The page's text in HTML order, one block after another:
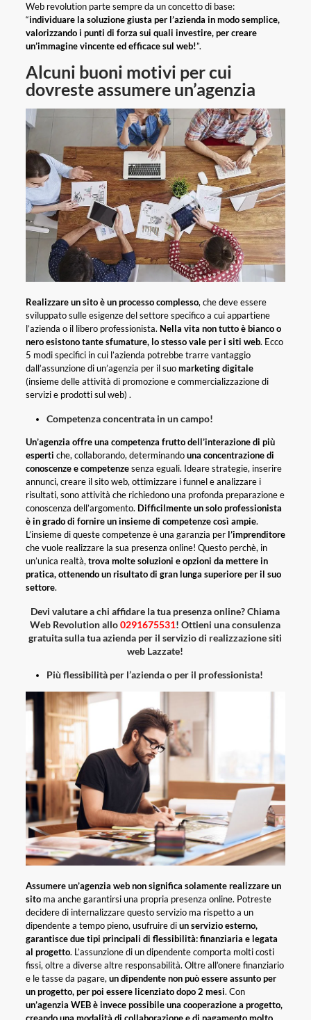
Web revolution parte sempre da un concetto di base:
“individuare la soluzione giusta per l’azienda in modo semplice,
valorizzando i punti di forza sui quali investire, per creare
un’immagine vincente ed efficace sul web!”.
Alcuni buoni motivi per cui
dovreste assumere un’agenzia
Realizzare un sito è un processo complesso, che deve essere
sviluppato sulle esigenze del settore specifico a cui appartiene
l’azienda o il libero professionista. Nella vita non tutto è bianco o
nero esistono tante sfumature, lo stesso vale per i siti web. Ecco
5 modi specifici in cui l’azienda potrebbe trarre vantaggio
dall’assunzione di un’agenzia per il suomarketing digitale
(insieme delle attività di promozione e commercializzazione di
servizi e prodotti sul web) .
Competenza concentrata in un campo!
Un’agenzia offre una competenza frutto dell’interazione di più
esperti che, collaborando, determinandouna concentrazione di
conoscenze e competenzesenza eguali. Ideare strategie, inserire
annunci, creare il sito web, ottimizzare i funnel e analizzare i
risultati, sono attività che richiedono una profonda preparazione e
conoscenza dell’argomento. Difficilmente un solo professionista
è in grado di fornire un insieme di competenze così ampie.
L’insieme di queste competenze è una garanzia per l’imprenditore
che vuole realizzare la sua presenza online! Questo perchè, in
un’unica realtà,trova molte soluzioni e opzioni da mettere in
pratica, ottenendo un risultato di gran lunga superiore per il suo
settore.
Devi valutare a chi affidare la tua presenza online? Chiama
Web Revolution allo0291675531! Ottieni una consulenza
gratuita sulla tua azienda per il servizio di realizzazione siti
web Lazzate!
Più flessibilità per l’azienda o per il professionista!
Assumere un’agenzia web non significa solamente realizzare un
sitoma anche garantirsi una propria presenza online. Potreste
decidere di internalizzare questo servizio ma rispetto a un
dipendente a tempo pieno, usufruire diun servizio esterno,
garantisce due tipi principali di flessibilità: finanziaria e legata
al progetto. L’assunzione di un dipendente comporta molti costi
fissi, oltre a diverse altre responsabilità. Oltre all’onere finanziario
e le tasse da pagare, un dipendente non può essere assunto per
un progetto, per poi essere licenziato dopo 2 mesi. Con
un’agenzia WEB è invece possibile una cooperazione a progetto,